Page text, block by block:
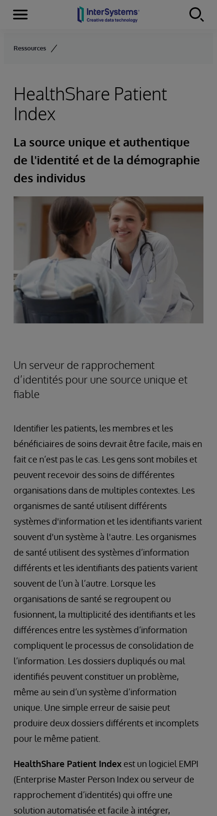
Skip to content
Menu
Ressources
HealthShare Patient
Index
La source unique et authentique
de l'identité et de la démographie
des individus
Un serveur de rapprochement
d’identités pour une source unique et
fiable
Identifier les patients, les membres et les
bénéficiaires de soins devrait être facile, mais en
fait ce n’est pas le cas. Les gens sont mobiles et
peuvent recevoir des soins de différentes
organisations dans de multiples contextes. Les
organismes de santé utilisent différents
systèmes d'information et les identifiants varient
souvent d'un système à l'autre. Les organismes
de santé utilisent des systèmes d’information
différents et les identifiants des patients varient
souvent de l’un à l’autre. Lorsque les
organisations de santé se regroupent ou
fusionnent, la multiplicité des identifiants et les
différences entre les systèmes d’information
compliquent le processus de consolidation de
l’information. Les dossiers dupliqués ou mal
identifiés peuvent constituer un problème,
même au sein d’un système d’information
unique. Une simple erreur de saisie peut
produire deux dossiers différents et incomplets
pour le même patient.
HealthShare Patient Index est un logiciel EMPI
(Enterprise Master Person Index ou serveur de
rapprochement d’identités) qui offre une
solution automatisée et facile à intégrer,